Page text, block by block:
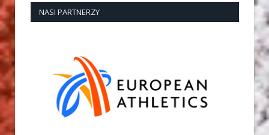
NASI PARTNERZY